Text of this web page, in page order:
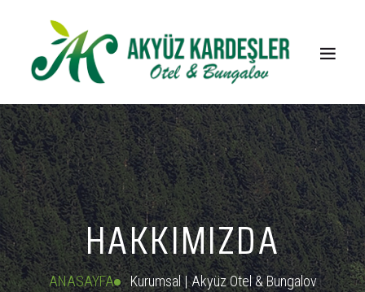
HAKKIMIZDA
ANASAYFA Kurumsal | Akyüz Otel & Bungalov